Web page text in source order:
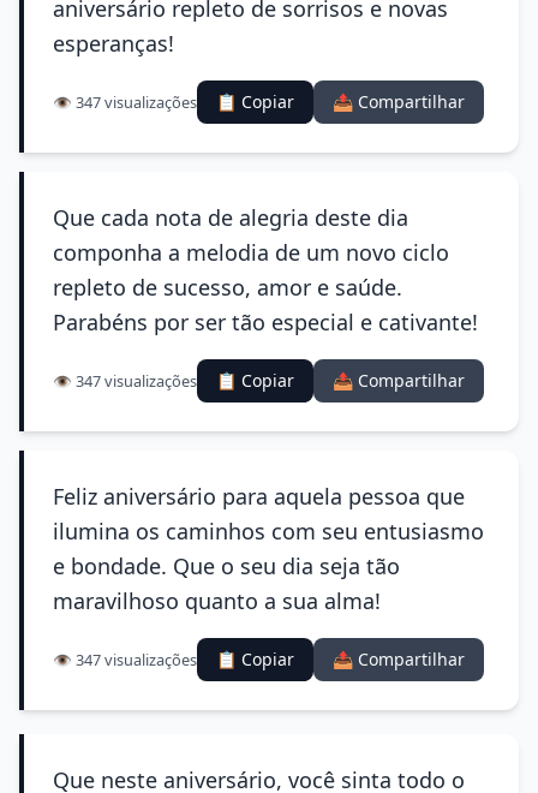
aniversário repleto de sorrisos e novas
esperanças!
👁️ 347 visualizações 📋 Copiar 📤 Compartilhar
Que cada nota de alegria deste dia
componha a melodia de um novo ciclo
repleto de sucesso, amor e saúde.
Parabéns por ser tão especial e cativante!
👁️ 347 visualizações 📋 Copiar 📤 Compartilhar
Feliz aniversário para aquela pessoa que
ilumina os caminhos com seu entusiasmo
e bondade. Que o seu dia seja tão
maravilhoso quanto a sua alma!
👁️ 347 visualizações 📋 Copiar 📤 Compartilhar
Que neste aniversário, você sinta todo o